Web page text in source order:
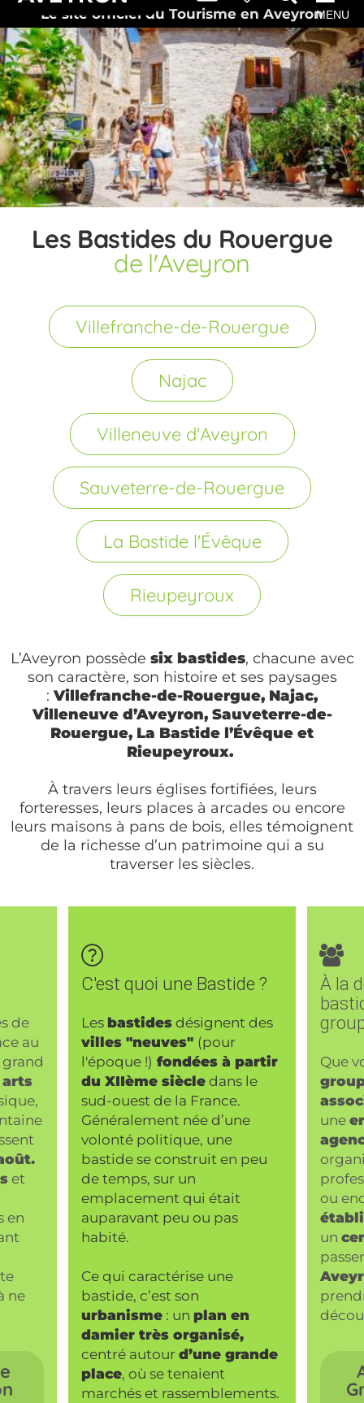
Le site officiel du Tourisme en AveyronMENU
Les Bastides du Rouergue
de l'Aveyron
Villefranche-de-Rouergue
Najac
Villeneuve d'Aveyron
Sauveterre-de-Rouergue
La Bastide l'Évêque
Rieupeyroux
L’Aveyron possède six bastides, chacune avec
son caractère, son histoire et ses paysages
:Villefranche-de-Rouergue, Najac,
Villeneuve d’Aveyron, Sauveterre-de-
Rouergue, La Bastide l’Évêque et
Rieupeyroux.
À travers leurs églises fortifiées, leurs
forteresses, leurs places à arcades ou encore
leurs maisons à pans de bois, elles témoignent
de la richesse d’un patrimoine qui a su
traverser les siècles.
de
au
grand
et
en
ne
C'est quoi une Bastide ?
Les bastides désignent des
villes "neuves" (pour
l'époque !) fondées à partir
du XIIème siècle dans le
sud-ouest de la France.
Généralement née d’une
volonté politique, une
bastide se construit en peu
de temps, sur un
emplacement qui était
auparavant peu ou pas
habité.
Ce qui caractérise une
bastide, c’est son
urbanisme : un plan en
damier très organisé,
centré autour d’une grande
place, où se tenaient
marchés et rassemblements.
À la
Que
une
ou
un